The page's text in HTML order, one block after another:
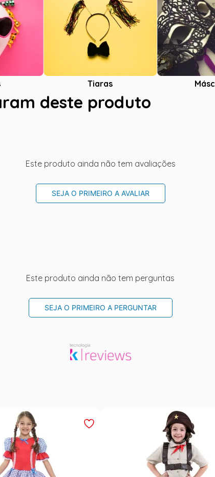
Tiaras
deste produto
Este produto ainda não tem avaliações
SEJA O PRIMEIRO A AVALIAR
Este produto ainda não tem perguntas
SEJA O PRIMEIRO A PERGUNTAR